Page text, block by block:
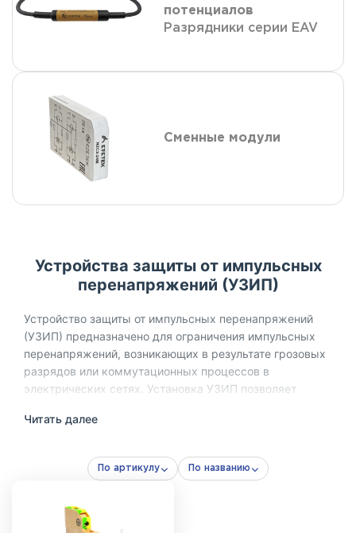
потенциалов
Разрядники серии EAV
Сменные модули
Устройства защиты от импульсных
перенапряжений (УЗИП)
Устройство защиты от импульсных перенапряжений
(УЗИП) предназначено для ограничения импульсных
перенапряжений, возникающих в результате грозовых
разрядов или коммутационных процессов в
электрических сетях. Установка УЗИП позволяет
вызванных резкими скачками напряжения, и повысить
В зависимости от уровня воздействия и зоны
Устройства различаются по конструкции, способности
отвода импульсного тока, уровню ограничения
Читать далее
По артикулу По названию